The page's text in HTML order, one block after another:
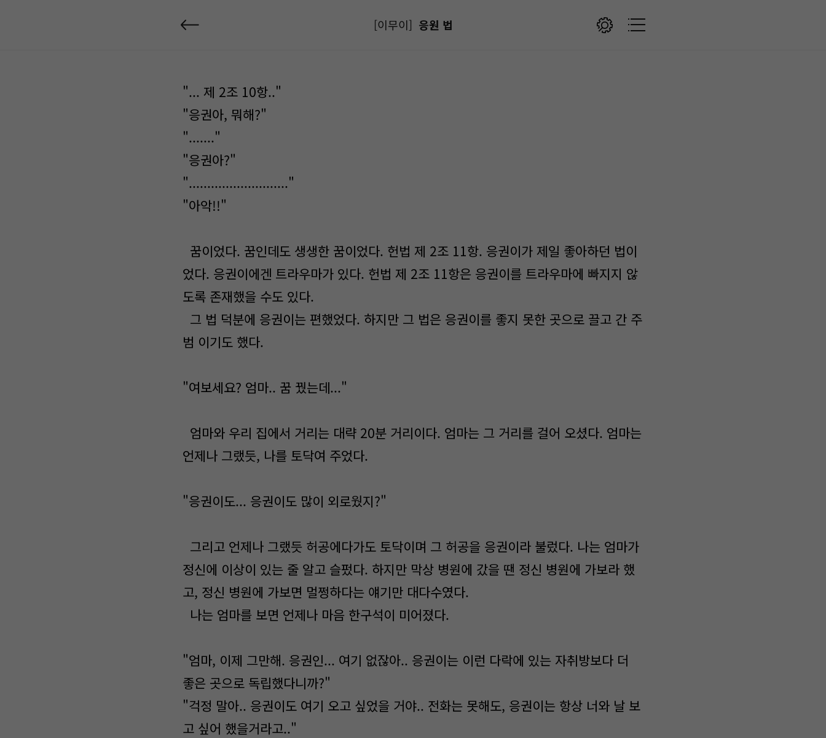
[이무이] 응원 법
"... 제 2조 10항.."
"응권아, 뭐해?"
"......."
"응권아?"
"..........................."
"아악!!"
꿈이었다. 꿈인데도 생생한 꿈이었다. 헌법 제 2조 11항. 응권이가 제일 좋아하던 법이
었다. 응권이에겐 트라우마가 있다. 헌법 제 2조 11항은 응권이를 트라우마에 빠지지 않
도록 존재했을 수도 있다.
그 법 덕분에 응권이는 편했었다. 하지만 그 법은 응권이를 좋지 못한 곳으로 끌고 간 주
범 이기도 했다.
"여보세요? 엄마.. 꿈 꿨는데..."
엄마와 우리 집에서 거리는 대략 20분 거리이다. 엄마는 그 거리를 걸어 오셨다. 엄마는
언제나 그랬듯, 나를 토닥여 주었다.
"응권이도... 응권이도 많이 외로웠지?"
그리고 언제나 그랬듯 허공에다가도 토닥이며 그 허공을 응권이라 불렀다. 나는 엄마가
정신에 이상이 있는 줄 알고 슬펐다. 하지만 막상 병원에 갔을 땐 정신 병원에 가보라 했
고, 정신 병원에 가보면 멀쩡하다는 얘기만 대다수였다.
나는 엄마를 보면 언제나 마음 한구석이 미어졌다.
"엄마, 이제 그만해. 응권인... 여기 없잖아.. 응권이는 이런 다락에 있는 자취방보다 더
좋은 곳으로 독립했다니까?"
"걱정 말아.. 응권이도 여기 오고 싶었을 거야.. 전화는 못해도, 응권이는 항상 너와 날 보
고 싶어 했을거라고.."